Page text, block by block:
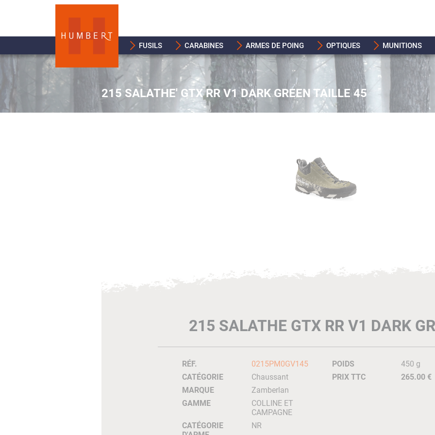
FUSILS CARABINES ARMES DE POING OPTIQUES MUNITIONS
215 SALATHE' GTX RR V1 DARK GREEN TAILLE 45
215 SALATHE GTX RR V1 DARK
RÉF.
0215PM0GV145
CATÉGORIE
Chaussant
MARQUE
Zamberlan
GAMME
COLLINE ET
CAMPAGNE
CATÉGORIE
NR
POIDS
450 g
PRIX TTC
265.00 €